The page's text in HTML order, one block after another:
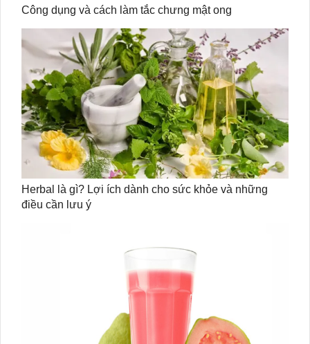
Công dụng và cách làm tắc chưng mật ong
Herbal là gì? Lợi ích dành cho sức khỏe và những
điều cần lưu ý